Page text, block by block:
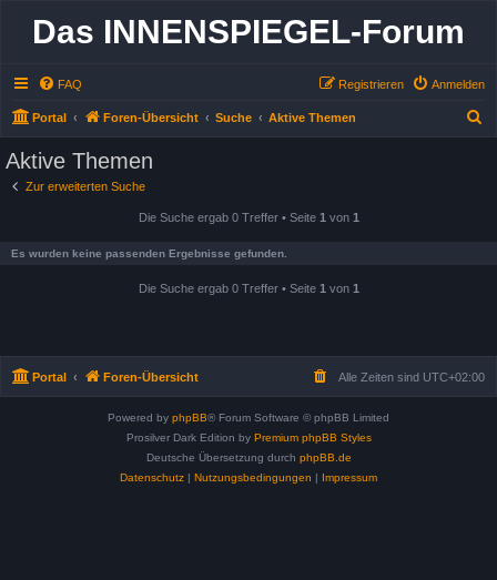
Das INNENSPIEGEL-Forum
FAQ Anmelden
Registrieren
Portal Foren-Übersicht Suche Aktive Themen
Aktive Themen
Zur erweiterten Suche
Die Suche ergab 0 Treffer • Seite 1 von 1
Es wurden keine passenden Ergebnisse gefunden.
Die Suche ergab 0 Treffer • Seite 1 von 1
Portal Foren-Übersicht Alle Zeiten sind UTC+02:00
Powered by phpBB® Forum Software © phpBB Limited
Prosilver Dark Edition by Premium phpBB Styles
Deutsche Übersetzung durch phpBB.de
Datenschutz | Nutzungsbedingungen | Impressum